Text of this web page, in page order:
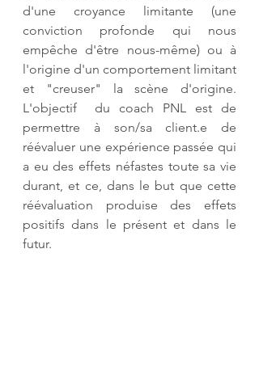
d'une croyance limitante (une
conviction profonde qui nous
empêche d'être nous-même) ou à
l'origine d'un comportement limitant
et "creuser" la scène d'origine.
L'objectif  du coach PNL est de
permettre à son/sa client.e de
réévaluer une expérience passée qui
a eu des effets néfastes toute sa vie
durant, et ce, dans le but que cette
réévaluation produise des effets
positifs dans le présent et dans le
futur.